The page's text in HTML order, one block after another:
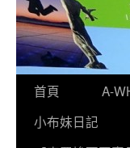
跳首頁
A-
小布妹日記